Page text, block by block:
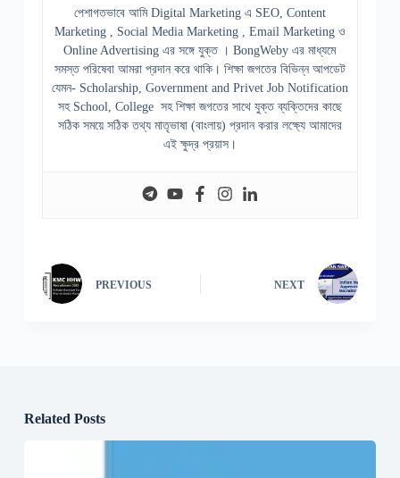
পেশাগতভাবে আমি Digital Marketing এ SEO, Content
Marketing , Social Media Marketing , Email Marketing ও
Online Advertising এর সঙ্গে যুক্ত । BongWeby এর মাধ্যমে
সমস্ত পরিষেবা আমরা প্রদান করে থাকি। শিক্ষা জগতের বিভিন্ন আপডেট
যেমন- Scholarship, Government and Privet Job Notification
সহ School, College সহ শিক্ষা জগতের সাথে যুক্ত ব্যক্তিদের কাছে
সঠিক সময়ে সঠিক তথ্য মাতৃভাষা (বাংলায়) প্রদান করার লক্ষ্যে আমাদের
এই ক্ষুদ্র প্রয়াস।
PREVIOUS NEXT
Related Posts